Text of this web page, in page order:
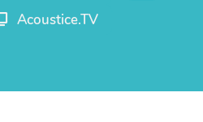
Acoustice.TV